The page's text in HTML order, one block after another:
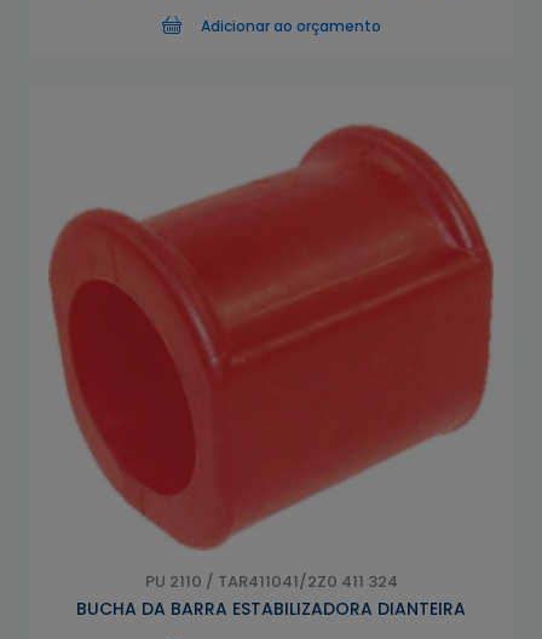
Adicionar ao orçamento
PU 2110 / TAR411041/2Z0 411 324
BUCHA DA BARRA ESTABILIZADORA DIANTEIRA